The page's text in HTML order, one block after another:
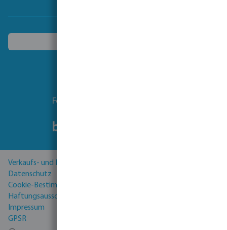
Folgen Sie uns
Verkaufs- und Lieferbedingungen
Datenschutz
Cookie-Bestimmungen
Haftungsausschluss
Impressum
GPSR